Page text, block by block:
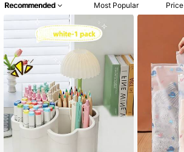
Recommended Most Popular Price